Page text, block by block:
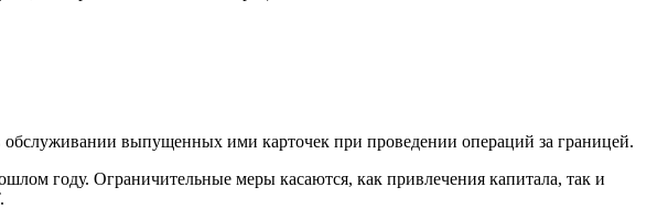
обслуживании выпущенных ими карточек при проведении операций за границей.
году. Ограничительные меры касаются, как привлечения капитала, так и